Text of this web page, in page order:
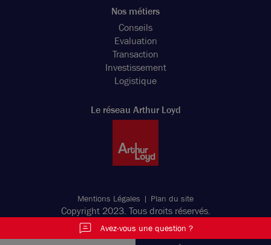
Nos métiers
Conseils
Evaluation
Transaction
Investissement
Logistique
Le réseau Arthur Loyd
Mentions Légales Plan du site
Copyright 2023. Tous droits réservés.
Avez-vous une question ?